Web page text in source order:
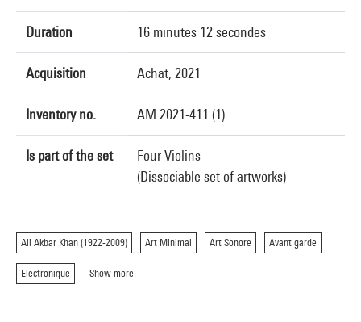
Duration 16 minutes 12 secondes
Acquisition Achat, 2021
Inventory no. AM 2021-411 (1)
Is part of the set
Four Violins
(Dissociable set of artworks)
Ali Akbar Khan (1922-2009) Art Minimal Art Sonore Avant garde
Electronique Show more